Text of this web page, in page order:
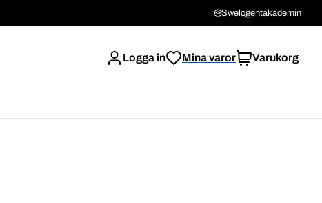
Swelogentakademin
Logga in Mina varor Varukorg